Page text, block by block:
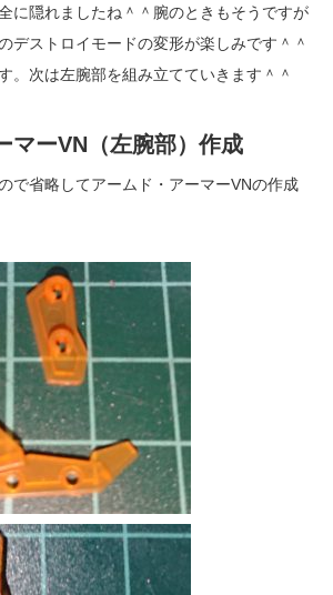
に隠れましたね＾＾腕のときもそうですが
デストロイモードの変形が楽しみです＾＾
。次は左腕部を組み立てていきます＾＾
マーVN（左腕部）作成
で省略してアームド・アーマーVNの作成